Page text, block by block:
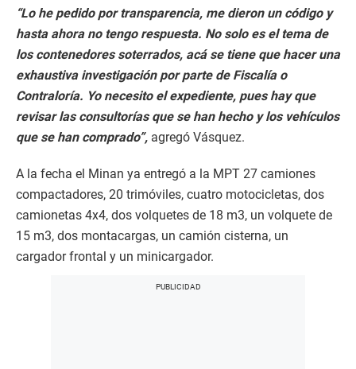
“Lo he pedido por transparencia, me dieron un código y
hasta ahora no tengo respuesta. No solo es el tema de
los contenedores soterrados, acá se tiene que hacer una
exhaustiva investigación por parte de Fiscalía o
Contraloría. Yo necesito el expediente, pues hay que
revisar las consultorías que se han hecho y los vehículos
que se han comprado”, agregó Vásquez.
A la fecha el Minan ya entregó a la MPT 27 camiones
compactadores, 20 trimóviles, cuatro motocicletas, dos
camionetas 4x4, dos volquetes de 18 m3, un volquete de
15 m3, dos montacargas, un camión cisterna, un
cargador frontal y un minicargador.